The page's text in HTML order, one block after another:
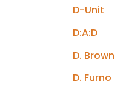
D-Unit
D:A:D
D. Brown
D. Furno